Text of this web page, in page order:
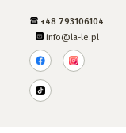
+48 793106104
info@la-le.pl